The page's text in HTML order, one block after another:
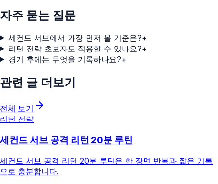
자주 묻는 질문
세컨드 서브에서 가장 먼저 볼 기준은?+
리턴 전략 초보자도 적용할 수 있나요?+
경기 후에는 무엇을 기록하나요?+
관련 글 더보기
전체 보기
리턴 전략
세컨드 서브 공격 리턴 20분 루틴
세컨드 서브 공격 리턴 20분 루틴은 한 장면 반복과 짧은 기록
으로 충분합니다.